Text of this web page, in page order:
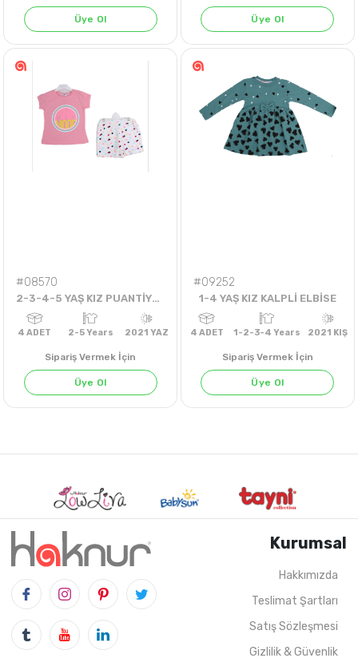
Üye Ol Üye Ol
#08570
2-3-4-5 YAŞ KIZ PUANTİYELİ ŞORT TKM
Sipariş Vermek İçin
Üye Ol
#09252
1-4 YAŞ KIZ KALPLİ ELBİSE
Sipariş Vermek İçin
Üye Ol
Kurumsal
Hakkımızda
Teslimat Şartları
Satış Sözleşmesi
Gizlilik & Güvenlik